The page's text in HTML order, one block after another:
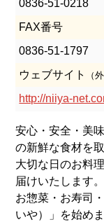
0836-51-0218
FAX番号
0836-51-1797
ウェブサイト
（
http://niiya-
安心・安全・美
の新鮮な食材を
大切な日のお料
届けいたします。
お惣菜・お寿司
いや）」を始め